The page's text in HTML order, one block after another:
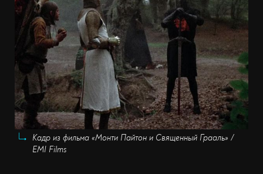
Кадр из фильма «Монти Пайтон и Священный Грааль» /
EMI Films